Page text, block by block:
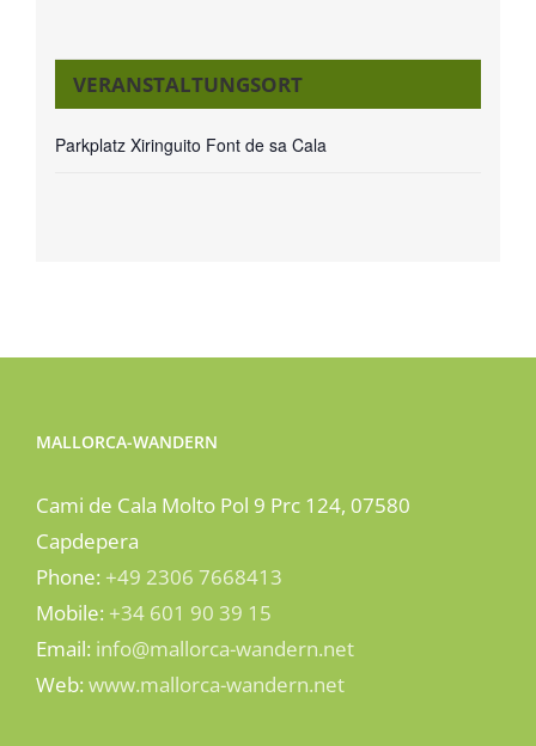
VERANSTALTUNGSORT
Parkplatz Xiringuito Font de sa Cala
MALLORCA-WANDERN
Cami de Cala Molto Pol 9 Prc 124, 07580
Capdepera
Phone: +49 2306 7668413
Mobile: +34 601 90 39 15
Email: info@mallorca-wandern.net
Web: www.mallorca-wandern.net